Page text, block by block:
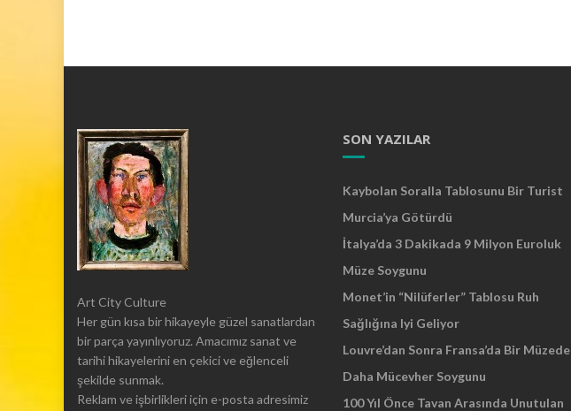
Art City Culture
Her gün kısa bir hikayeyle güzel sanatlardan
bir parça yayınlıyoruz. Amacımız sanat ve
tarihi hikayelerini en çekici ve eğlenceli
şekilde sunmak.
Reklam ve işbirlikleri için e-posta adresimiz
SON YAZILAR
Kaybolan Soralla Tablosunu Bir Turist
Murcia’ya Götürdü
İtalya’da 3 Dakikada 9 Milyon Euroluk
Müze Soygunu
Monet’in “Nilüferler” Tablosu Ruh
Sağlığına Iyi Geliyor
Louvre’dan Sonra Fransa’da Bir Müzede
Daha Mücevher Soygunu
100 Yıl Önce Tavan Arasında Unutulan